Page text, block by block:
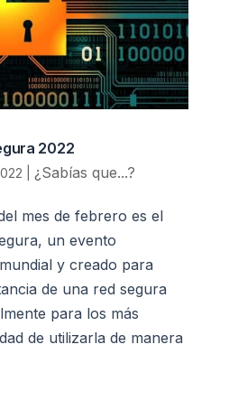
2022
¿Sabías que...?
mes de febrero es el
un evento
y creado para
de una red segura
para los más
de utilizarla de manera